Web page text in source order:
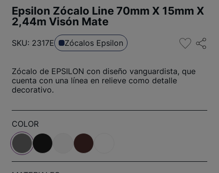
Epsilon Zócalo Line 70mm X 15mm X
2,44m Visón Mate
SKU: 2317E Zócalos Epsilon
Zócalo de EPSILON con diseño vanguardista, que
cuenta con una línea en relieve como detalle
decorativo.
COLOR